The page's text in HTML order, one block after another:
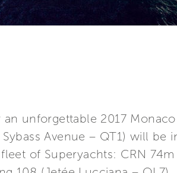
unforgettable 2017
Avenue – QT1) will
of Superyachts: CRN